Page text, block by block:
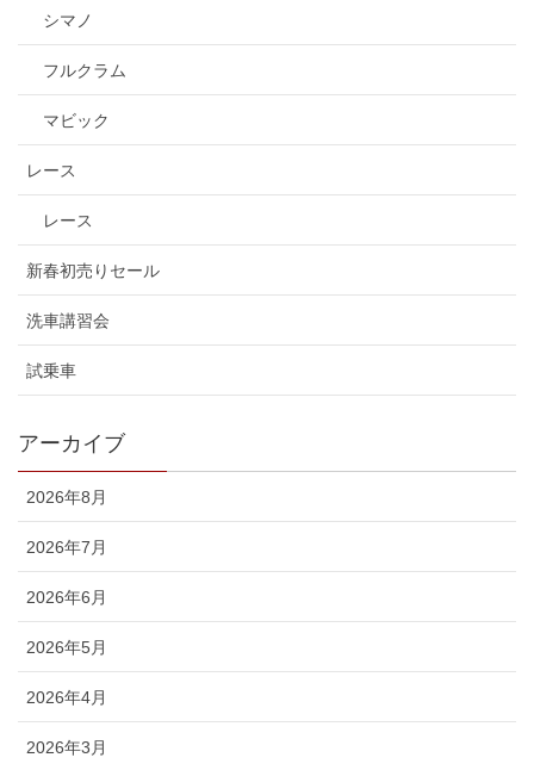
シマノ
フルクラム
マビック
レース
レース
新春初売りセール
洗車講習会
試乗車
アーカイブ
2026年8月
2026年7月
2026年6月
2026年5月
2026年4月
2026年3月